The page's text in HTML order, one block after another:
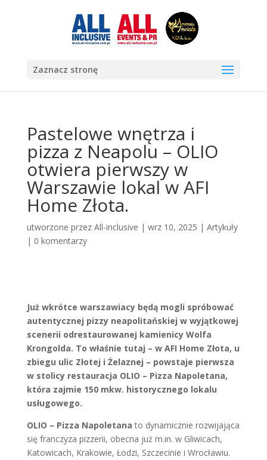
Zaznacz stronę
Pastelowe wnętrza i
pizza z Neapolu – OLIO
otwiera pierwszy w
Warszawie lokal w AFI
Home Złota.
utworzone przez All-inclusive | wrz 10, 2025 | Artykuły
| 0 komentarzy
Już wkrótce warszawiacy będą mogli spróbować
autentycznej pizzy neapolitańskiej w wyjątkowej
scenerii odrestaurowanej kamienicy Wolfa
Krongolda. To właśnie tutaj – w AFI Home Złota, u
zbiegu ulic Złotej i Żelaznej – powstaje pierwsza
w stolicy restauracja OLIO – Pizza Napoletana,
która zajmie 150 mkw. historycznego lokalu
usługowego.
OLIO – Pizza Napoletana to dynamicznie rozwijająca
się franczyza pizzerii, obecna już m.in. w Gliwicach,
Katowicach, Krakowie, Łodzi, Szczecinie i Wrocławiu.